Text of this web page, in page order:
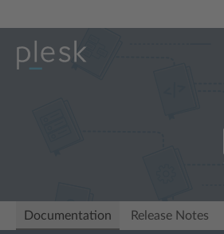
Documentation Release Notes